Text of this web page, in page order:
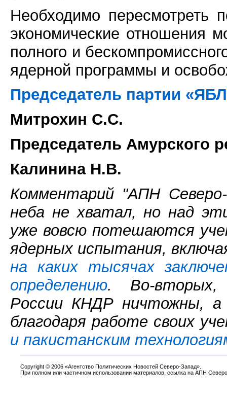
Необходимо
экономические отношения
полного и
ядерной программы и
Председатель партии
Митрохин С.С.
Председатель Амурского
Калинина Н.В.
Комментарий "АПН
неба не хватал, но над
уже вовсю потешаются
ядерных испытания,
на каких тысячах
определению. Во-вторых,
России КНДР ничтожны, а
благодаря работе своих
и пакистанским
Copyright © 2006 «Агентство Политических Новостей Северо-Запад».
При полном или частичном использовании материалов, ссылка на АПН